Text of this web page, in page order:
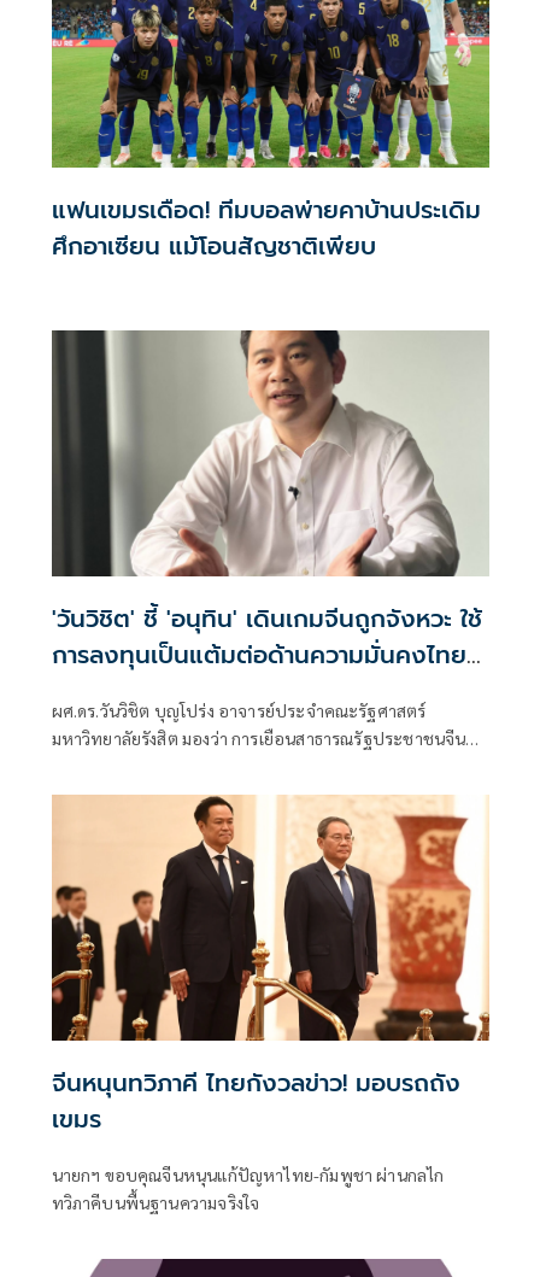
แฟนเขมรเดือด! ทีมบอลพ่ายคาบ้านประเดิม
ศึกอาเซียน แม้โอนสัญชาติเพียบ
'วันวิชิต' ชี้ 'อนุทิน' เดินเกมจีนถูกจังหวะ ใช้
การลงทุนเป็นแต้มต่อด้านความมั่นคงไทย
ผศ.ดร.วันวิชิต บุญโปร่ง อาจารย์ประจำคณะรัฐศาสตร์
มหาวิทยาลัยรังสิต มองว่า การเยือนสาธารณรัฐประชาชนจีน
จีนหนุนทวิภาคี ไทยกังวลข่าว! มอบรถถัง
เขมร
นายกฯ ขอบคุณจีนหนุนแก้ปัญหาไทย-กัมพูชา ผ่านกลไก
ทวิภาคีบนพื้นฐานความจริงใจ